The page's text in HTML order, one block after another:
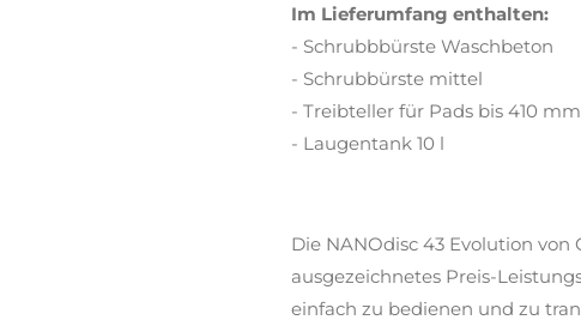
Im Lieferumfang enthalten:
- Schrubbbürste Waschbeton
- Schrubbürste mittel
- Treibteller für Pads bis 410 mm
- Laugentank 10 l
Die NANOdisc 43 Evolution von
ausgezeichnetes Preis-
einfach zu bedienen und zu